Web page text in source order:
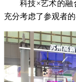
科技×艺术的融
充分考虑了参观者